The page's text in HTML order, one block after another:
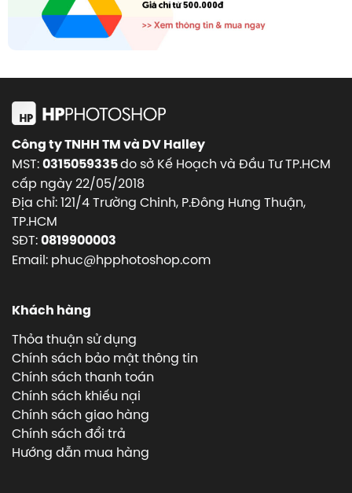
Công ty TNHH TM và DV Halley
MST:0315059335do sở Kế Hoạch và Đầu Tư TP.HCM
cấp ngày 22/05/2018
Địa chỉ: 121/4 Trường Chinh, P.Đông Hưng Thuận,
TP.HCM
SĐT:0819900003
Email: phuc@hpphotoshop.com
Khách hàng
Thỏa thuận sử dụng
Chính sách bảo mật thông tin
Chính sách thanh toán
Chính sách khiếu nại
Chính sách giao hàng
Chính sách đổi trả
Hướng dẫn mua hàng